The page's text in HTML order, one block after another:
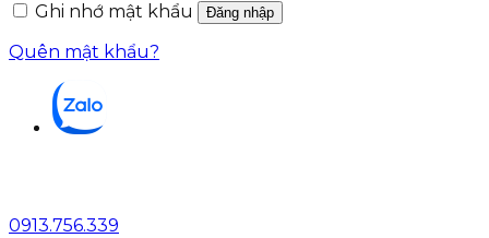
Ghi nhớ mật khẩu
Đăng nhập
Quên mật khẩu?
0913.756.339